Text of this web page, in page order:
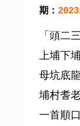
期：
「頭二
上埔下
母坑底
埔村耆
一首順